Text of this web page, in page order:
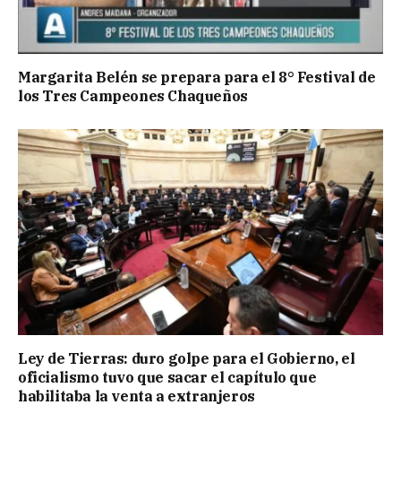
Margarita Belén se prepara para el 8° Festival de
los Tres Campeones Chaqueños
Ley de Tierras: duro golpe para el Gobierno, el
oficialismo tuvo que sacar el capítulo que
habilitaba la venta a extranjeros